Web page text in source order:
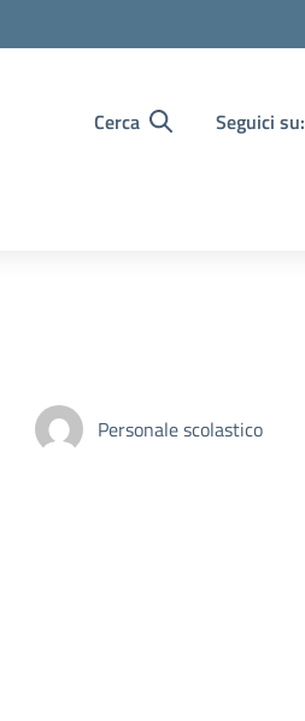
Cerca Seguici su:
Personale scolastico